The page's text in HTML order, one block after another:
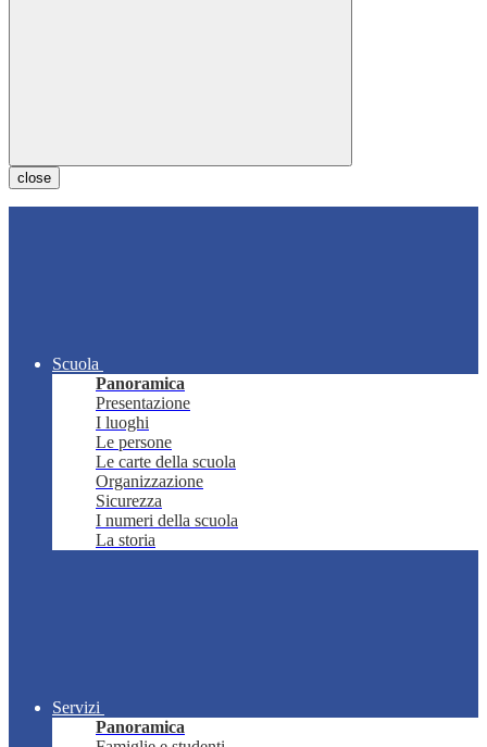
close
Scuola
Panoramica
Presentazione
I luoghi
Le persone
Le carte della scuola
Organizzazione
Sicurezza
I numeri della scuola
La storia
Servizi
Panoramica